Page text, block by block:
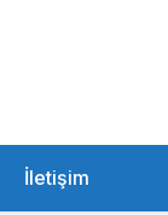
İletişim